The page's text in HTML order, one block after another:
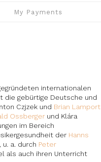
My Payments
internationalen
die gebürtige Deutsche und
Czjzek und Brian Lamport
Ossberger und Klára
im Bereich
der Hanns
a. durch Peter
als auch ihren Unterricht